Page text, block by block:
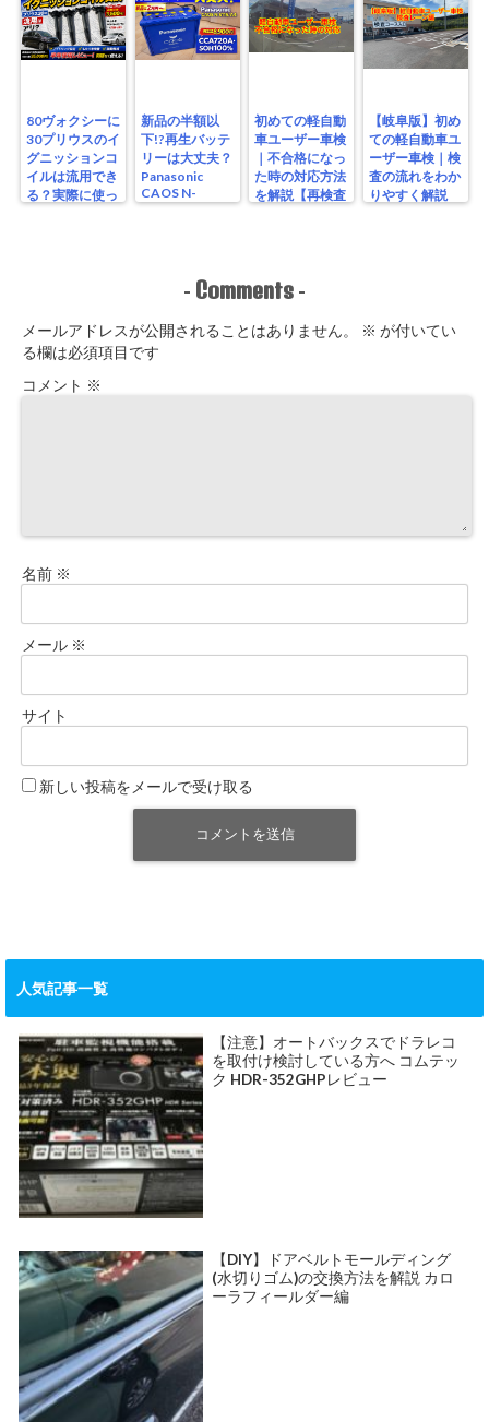
80ヴォクシーに
30プリウスのイ
グニッションコ
イルは流用でき
る？実際に使っ
新品の半額以
下!?再生バッテ
リーは大丈夫？
Panasonic
CAOS N-
S115/A4を実測
初めての軽自動
車ユーザー車検
｜不合格になっ
た時の対応方法
を解説【再検査
【岐阜版】初め
ての軽自動車ユ
ーザー車検｜検
査の流れをわか
りやすく解説
- Comments -
メールアドレスが公開されることはありません。 ※ が付いてい
る欄は必須項目です
コメント ※
名前 ※
メール ※
サイト
新しい投稿をメールで受け取る
人気記事一覧
【注意】オートバックスでドラレコ
を取付け検討している方へ コムテッ
ク HDR-352GHPレビュー
【DIY】ドアベルトモールディング
(水切りゴム)の交換方法を解説 カロ
ーラフィールダー編